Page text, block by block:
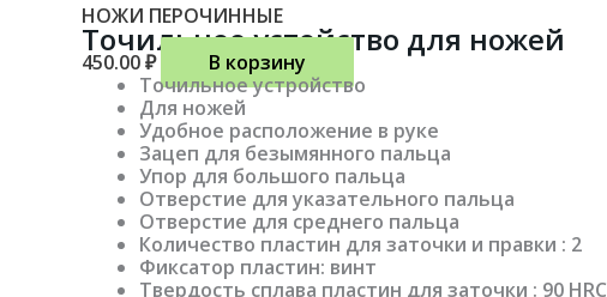
НОЖИ ПЕРОЧИННЫЕ
Точильное устойство для ножей
450.00₽
В корзину
Точильное устройство
Для ножей
Удобное расположение в руке
Зацеп для безымянного пальца
Упор для большого пальца
Отверстие для указательного пальца
Отверстие для среднего пальца
Количество пластин для заточки и правки : 2
Фиксатор пластин: винт
Твердость сплава пластин для заточки : 90 HRC